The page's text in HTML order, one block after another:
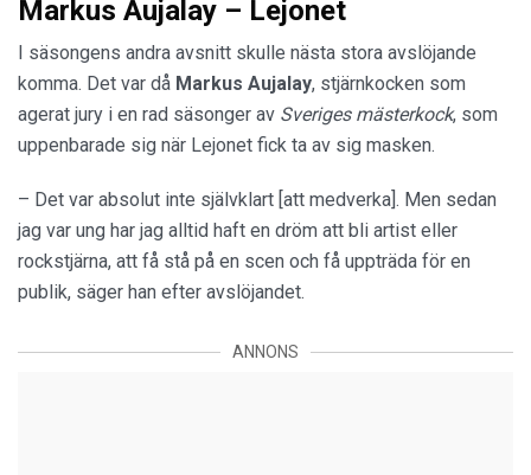
Markus Aujalay – Lejonet
I säsongens andra avsnitt skulle nästa stora avslöjande
komma. Det var då Markus Aujalay, stjärnkocken som
agerat jury i en rad säsonger av Sveriges mästerkock, som
uppenbarade sig när Lejonet fick ta av sig masken.
– Det var absolut inte självklart [att medverka]. Men sedan
jag var ung har jag alltid haft en dröm att bli artist eller
rockstjärna, att få stå på en scen och få uppträda för en
publik, säger han efter avslöjandet.
ANNONS